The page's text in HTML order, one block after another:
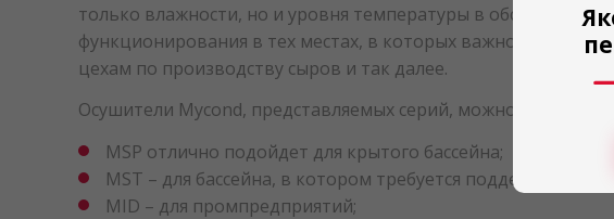
только влажности, но и уровня температуры в
функционирования в тех местах, в которых важно
цехам по производству сыров и так далее.
Осушители Mycond, представляемых серий, можно
MSP отлично подойдет для крытого бассейна;
MST – для бассейна, в котором требуется поддерживать
MID – для промпредприятий;